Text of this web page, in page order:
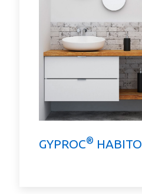
GYPROC® HABITO